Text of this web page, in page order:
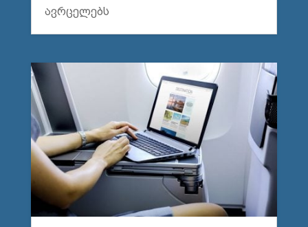
ავრცელებს